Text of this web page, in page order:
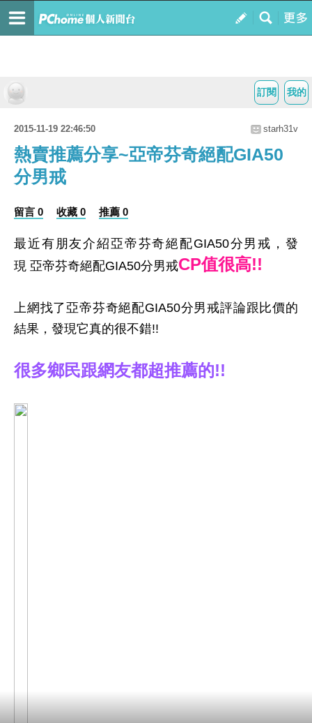
我的
訂閱
2015-11-19 22:46:50 starh31v
熱賣推薦分享~亞帝芬奇絕配GIA50
分男戒
留言 0 收藏 0 推薦 0
最近有朋友介紹亞帝芬奇絕配GIA50分男戒，發
現 亞帝芬奇絕配GIA50分男戒CP值很高!!
上網找了亞帝芬奇絕配GIA50分男戒評論跟比價的
結果，發現它真的很不錯!!
很多鄉民跟網友都超推薦的!!